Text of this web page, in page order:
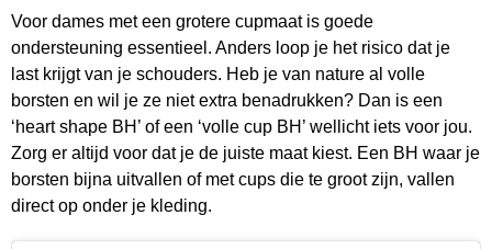
Voor dames met een grotere cupmaat is goede
ondersteuning essentieel. Anders loop je het risico dat je
last krijgt van je schouders. Heb je van nature al volle
borsten en wil je ze niet extra benadrukken? Dan is een
‘heart shape BH’ of een ‘volle cup BH’ wellicht iets voor jou.
Zorg er altijd voor dat je de juiste maat kiest. Een BH waar je
borsten bijna uitvallen of met cups die te groot zijn, vallen
direct op onder je kleding.